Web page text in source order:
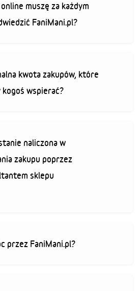
muszę za każdym
FaniMani.pl?
kwota zakupów, które
kogoś wspierać?
naliczona w
zakupu poprzez
sklepu
przez FaniMani.pl?